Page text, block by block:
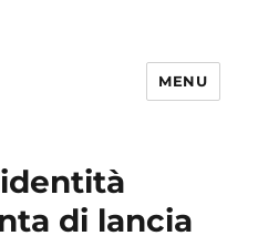
MENU
di lancia